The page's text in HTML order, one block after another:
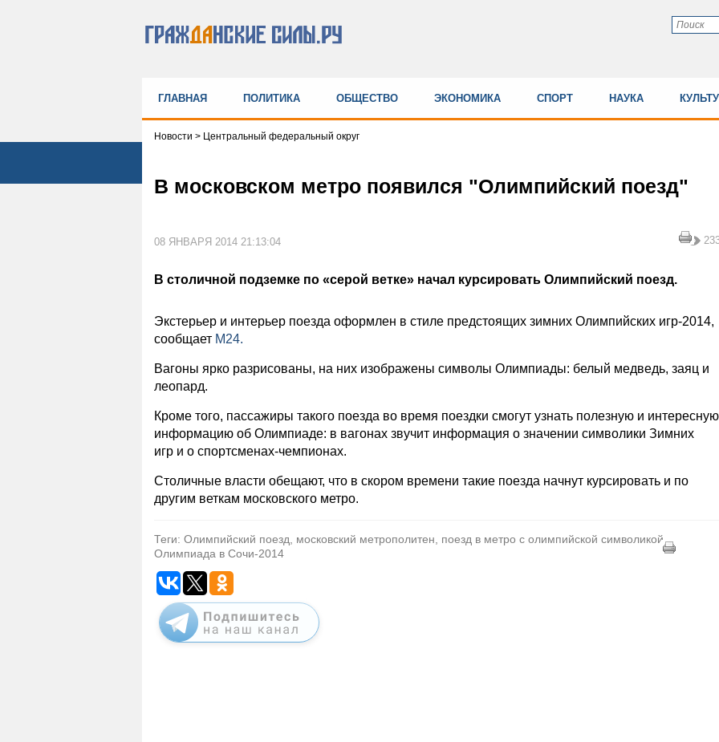
ГЛАВНАЯ ПОЛИТИКА ОБЩЕСТВО ЭКОНОМИКА СПОРТ НАУКА
Новости > Центральный федеральный округ
В московском метро появился "Олимпийский поезд"
08 ЯНВАРЯ 2014 21:13:04
В столичной подземке по «серой ветке» начал курсировать Олимпийский поезд.
Экстерьер и интерьер поезда оформлен в стиле предстоящих зимних Олимпийских игр-2014,
сообщает М24.
Вагоны ярко разрисованы, на них изображены символы Олимпиады: белый медведь, заяц и
леопард.
Кроме того, пассажиры такого поезда во время поездки смогут узнать полезную и интересную
информацию об Олимпиаде: в вагонах звучит информация о значении символики Зимних
игр и о спортсменах-чемпионах.
Столичные власти обещают, что в скором времени такие поезда начнут курсировать и по
другим веткам московского метро.
Теги: Олимпийский поезд, московский метрополитен, поезд в метро с олимпийской символикой,
Олимпиада в Сочи-2014